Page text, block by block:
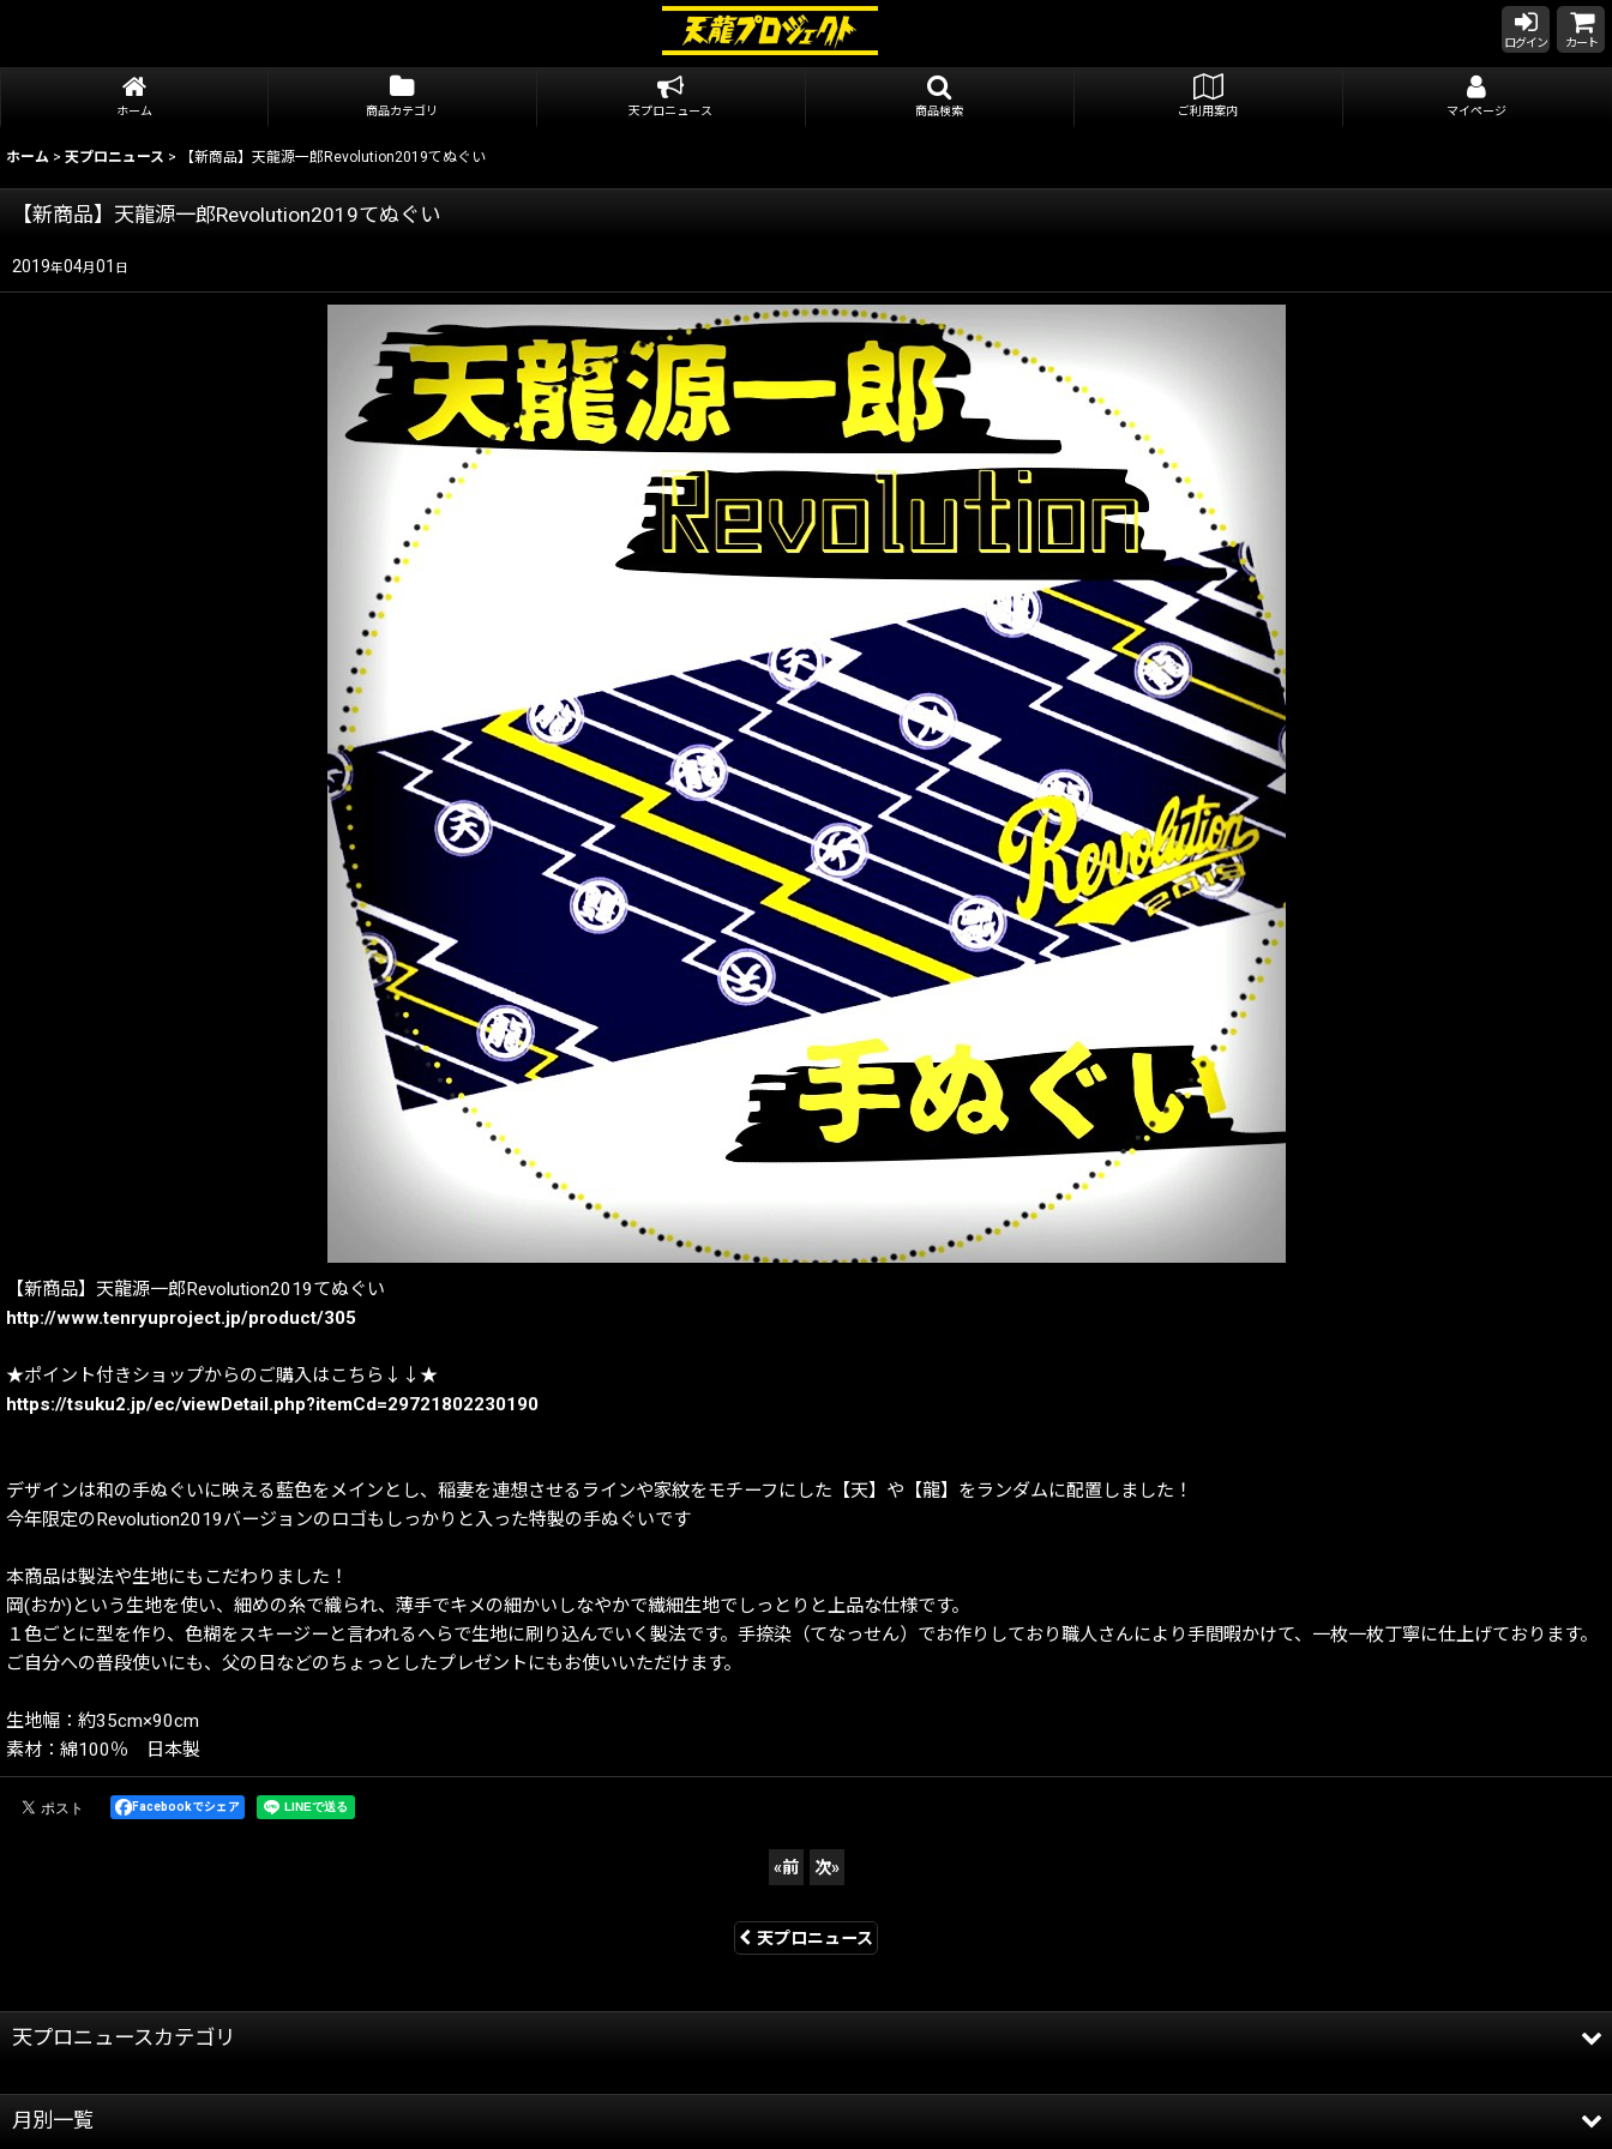
ログイン カート
ホーム 商品カテゴリ 天プロニュース 商品検索 ご利用案内 マイページ
ホーム > 天プロニュース > 【新商品】天龍源一郎Revolution2019てぬぐい
【新商品】天龍源一郎Revolution2019てぬぐい
2019年04月 01 日
【新商品】天龍源一郎Revolution2019てぬぐい
http://www.tenryuproject.jp/product/305
★ポイント付きショップからのご購入はこちら↓↓★
https://tsuku2.jp/ec/viewDetail.php?itemCd=29721802230190
デザインは和の手ぬぐいに映える藍色をメインとし、稲妻を連想させるラインや家紋をモチーフにした【天】や【龍】をランダムに配置しました！
今年限定のRevolution2019バージョンのロゴもしっかりと入った特製の手ぬぐいです
本商品は製法や生地にもこだわりました！
岡(おか)という生地を使い、細めの糸で織られ、薄手でキメの細かいしなやかで繊細生地でしっとりと上品な仕様です。
１色ごとに型を作り、色糊をスキージーと言われるへらで生地に刷り込んでいく製法です。手捺染（てなっせん）でお作りしており職人さんにより手間暇かけて、一枚一枚丁寧に仕上げております。
ご自分への普段使いにも、父の日などのちょっとしたプレゼントにもお使いいただけます。
生地幅：約35cm×90cm
素材：綿100％ 日本製
Facebookでシェア
«前 次»
天プロニュース
天プロニュースカテゴリ
天龍プロジェクト
月別一覧